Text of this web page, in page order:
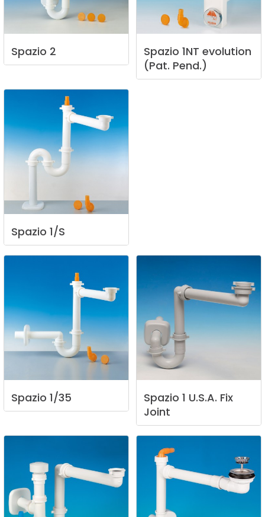
Spazio 2 Spazio 1NT evolution
(Pat. Pend.)
Spazio 1/S
Spazio 1/35 Spazio 1 U.S.A. Fix
Joint